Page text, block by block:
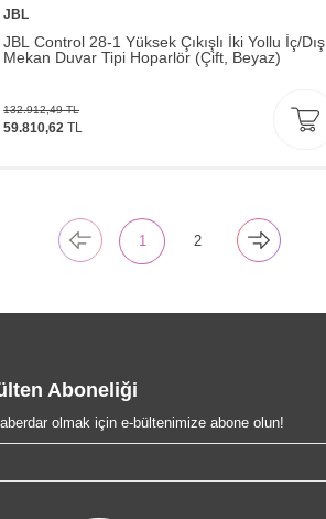
JBL
JBL Control 28-1 Yüksek Çıkışlı İki Yollu İç/Dış
Mekan Duvar Tipi Hoparlör (Çift, Beyaz)
132.912,49TL
59.810,62 TL
1 2
Aboneliği
olmak için e-bültenimize abone olun!